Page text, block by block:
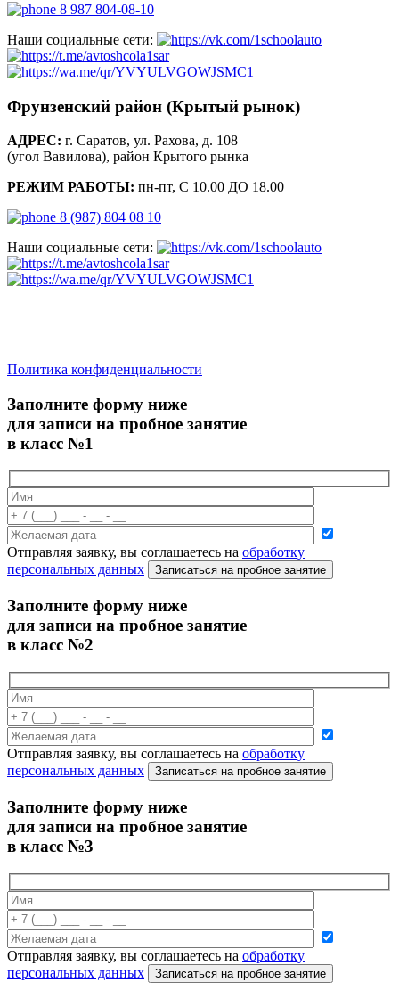
8 987 804-08-10
Наши социальные сети:
Фрунзенский район (Крытый рынок)
АДРЕС: г. Саратов, ул. Рахова, д. 108
(угол Вавилова), район Крытого рынка
РЕЖИМ РАБОТЫ: пн-пт, С 10.00 ДО 18.00
8 (987) 804 08 10
Наши социальные сети:
Политика конфиденциальности
Заполните форму ниже
для записи на пробное занятие
в класс №1
Отправляя заявку, вы соглашаетесь на обработку
персональных данных
Записаться на пробное занятие
Заполните форму ниже
для записи на пробное занятие
в класс №2
Отправляя заявку, вы соглашаетесь на обработку
персональных данных
Записаться на пробное занятие
Заполните форму ниже
для записи на пробное занятие
в класс №3
Отправляя заявку, вы соглашаетесь на обработку
персональных данных
Записаться на пробное занятие